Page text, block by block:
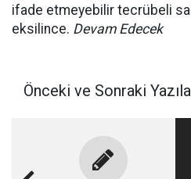
ifade etmeyebilir tecrübeli
eksilince. Devam Edecek
Önceki ve Sonraki